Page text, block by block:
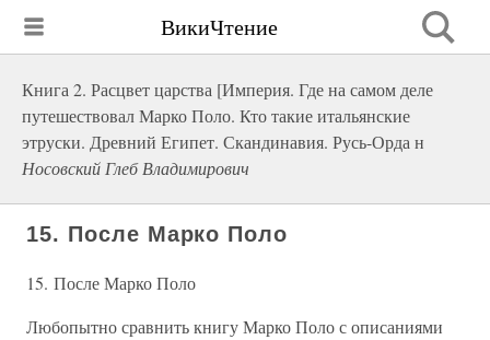
ВикиЧтение
Книга 2. Расцвет царства [Империя. Где на самом деле
путешествовал Марко Поло. Кто такие итальянские
этруски. Древний Египет. Скандинавия. Русь-Орда н
Носовский Глеб Владимирович
15. После Марко Поло
15. После Марко Поло
Любопытно сравнить книгу Марко Поло с описаниями